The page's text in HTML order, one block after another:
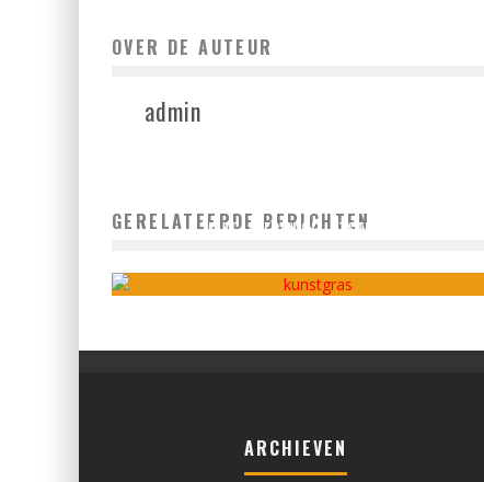
OVER DE AUTEUR
admin
GERELATEERDE BERICHTEN
IN TE LEVEREN OP UITSTRALING
ARCHIEVEN